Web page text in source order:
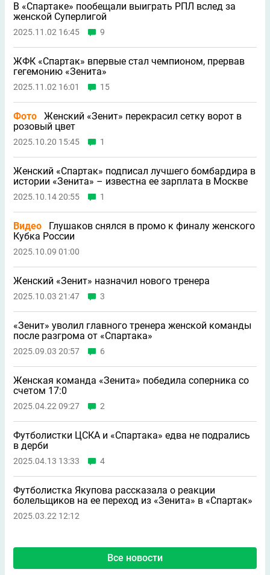
В «Спартаке» пообещали выиграть РПЛ вслед за
женской Суперлигой
2025.11.02 16:45 9
ЖФК «Спартак» впервые стал чемпионом, прервав
гегемонию «Зенита»
2025.11.02 16:01 15
Фото
Женский «Зенит» перекрасил сетку ворот в
розовый цвет
2025.10.20 15:45 1
Женский «Спартак» подписал лучшего бомбардира в
истории «Зенита» – известна ее зарплата в Москве
2025.10.14 20:55 1
Видео
Глушаков снялся в промо к финалу женского
Кубка России
2025.10.09 01:00
Женский «Зенит» назначил нового тренера
2025.10.03 21:47 3
«Зенит» уволил главного тренера женской команды
после разгрома от «Спартака»
2025.09.03 20:57 6
Женская команда «Зенита» победила соперника со
счетом 17:0
2025.04.22 09:27 2
Футболистки ЦСКА и «Спартака» едва не подрались
в дерби
2025.04.13 13:33 4
Футболистка Якупова рассказала о реакции
болельщиков на ее переход из «Зенита» в «Спартак»
2025.03.22 12:12
Все новости